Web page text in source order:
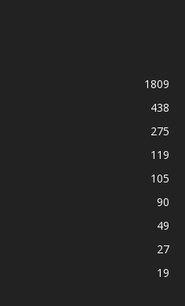
1809
438
275
119
105
90
49
27
19